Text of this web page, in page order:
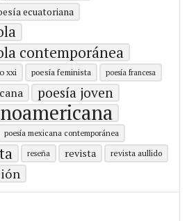
ecuatoriana
contemporánea
xxi poesía feminista poesía francesa
poesía joven
poesía mexicana contemporánea
reseña revista revista aullido